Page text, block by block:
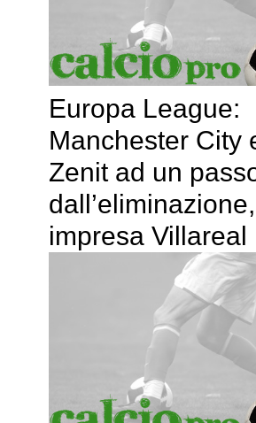
Europa League:
Manchester City
Zenit ad un
dall’eliminazione,
impresa Villareal